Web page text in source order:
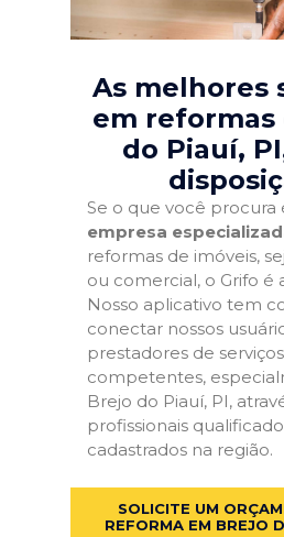
As melhores
em reformas
do Piauí, PI
Se o que você procura
empresa
reformas de imóveis,
ou comercial, o Grifo é
Nosso aplicativo tem
conectar nossos
prestadores de serviços
competentes,
Brejo do Piauí, PI,
profissionais
cadastrados na região.
SOLICITE UM
REFORMA EM BREJO